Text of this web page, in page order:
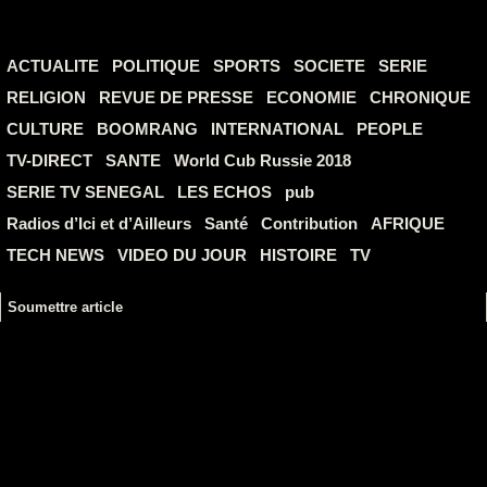
ACTUALITE POLITIQUE SPORTS SOCIETE
SERIE
RELIGION
REVUE DE PRESSE ECONOMIE
CHRONIQUE
CULTURE
BOOMRANG INTERNATIONAL
PEOPLE
TV-DIRECT
SANTE
World Cub Russie 2018
SERIE TV SENEGAL
LES ECHOS
pub
Radios d’Ici et d’Ailleurs
Santé Contribution
AFRIQUE
TECH NEWS
VIDEO DU JOUR HISTOIRE TV
Soumettre article